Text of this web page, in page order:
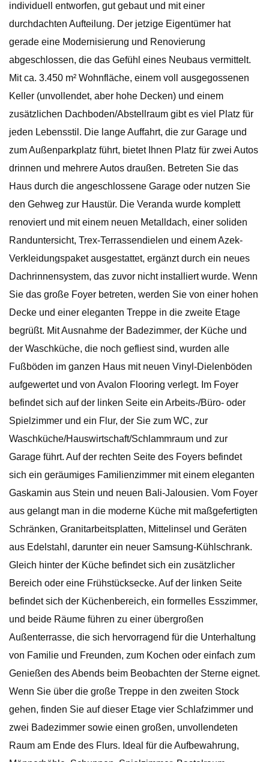
individuell entworfen, gut gebaut und mit einer
durchdachten Aufteilung. Der jetzige Eigentümer hat
gerade eine Modernisierung und Renovierung
abgeschlossen, die das Gefühl eines Neubaus vermittelt.
Mit ca. 3.450 m² Wohnfläche, einem voll ausgegossenen
Keller (unvollendet, aber hohe Decken) und einem
zusätzlichen Dachboden/Abstellraum gibt es viel Platz für
jeden Lebensstil. Die lange Auffahrt, die zur Garage und
zum Außenparkplatz führt, bietet Ihnen Platz für zwei Autos
drinnen und mehrere Autos draußen. Betreten Sie das
Haus durch die angeschlossene Garage oder nutzen Sie
den Gehweg zur Haustür. Die Veranda wurde komplett
renoviert und mit einem neuen Metalldach, einer soliden
Randuntersicht, Trex-Terrassendielen und einem Azek-
Verkleidungspaket ausgestattet, ergänzt durch ein neues
Dachrinnensystem, das zuvor nicht installiert wurde. Wenn
Sie das große Foyer betreten, werden Sie von einer hohen
Decke und einer eleganten Treppe in die zweite Etage
begrüßt. Mit Ausnahme der Badezimmer, der Küche und
der Waschküche, die noch gefliest sind, wurden alle
Fußböden im ganzen Haus mit neuen Vinyl-Dielenböden
aufgewertet und von Avalon Flooring verlegt. Im Foyer
befindet sich auf der linken Seite ein Arbeits-/Büro- oder
Spielzimmer und ein Flur, der Sie zum WC, zur
Waschküche/Hauswirtschaft/Schlammraum und zur
Garage führt. Auf der rechten Seite des Foyers befindet
sich ein geräumiges Familienzimmer mit einem eleganten
Gaskamin aus Stein und neuen Bali-Jalousien. Vom Foyer
aus gelangt man in die moderne Küche mit maßgefertigten
Schränken, Granitarbeitsplatten, Mittelinsel und Geräten
aus Edelstahl, darunter ein neuer Samsung-Kühlschrank.
Gleich hinter der Küche befindet sich ein zusätzlicher
Bereich oder eine Frühstücksecke. Auf der linken Seite
befindet sich der Küchenbereich, ein formelles Esszimmer,
und beide Räume führen zu einer übergroßen
Außenterrasse, die sich hervorragend für die Unterhaltung
von Familie und Freunden, zum Kochen oder einfach zum
Genießen des Abends beim Beobachten der Sterne eignet.
Wenn Sie über die große Treppe in den zweiten Stock
gehen, finden Sie auf dieser Etage vier Schlafzimmer und
zwei Badezimmer sowie einen großen, unvollendeten
Raum am Ende des Flurs. Ideal für die Aufbewahrung,